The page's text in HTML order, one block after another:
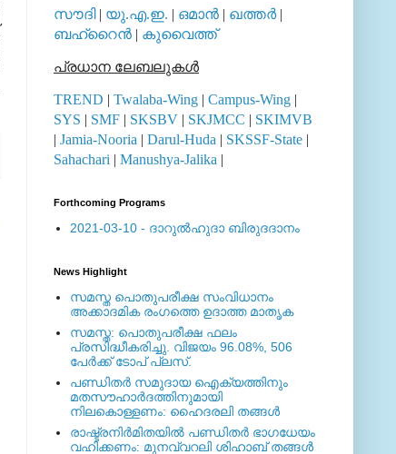
സൗദി| യു.എ.ഇ. | ഒമാന്‍ | ഖത്തര്‍|
ബഹ്റൈന്‍ | കുവൈത്ത്
പ്രധാന ലേബലുകള്‍
TREND | Twalaba-Wing | Campus-Wing |
SYS | SMF | SKSBV | SKJMCC | SKIMVB
| Jamia-Nooria | Darul-Huda | SKSSF-State |
Sahachari | Manushya-Jalika |
Forthcoming Programs
2021-03-10 - ദാറുല്‍ഹുദാ ബിരുദദാനം
News Highlight
സമസ്ത പൊതുപരീക്ഷ സംവിധാനം
അക്കാദമിക രംഗത്തെ ഉദാത്ത മാതൃക
സമസ്ത: പൊതുപരീക്ഷ ഫലം
പ്രസിദ്ധീകരിച്ചു. വിജയം 96.08%, 506
പേര്‍ക്ക് ടോപ് പ്ലസ്.
പണ്ഡിതര്‍ സമുദായ ഐക്യത്തിനും
മതസൗഹാര്‍ദത്തിനുമായി
നിലകൊള്ളണം: ഹൈദരലി തങ്ങള്‍
രാഷ്ട്രനിര്‍മിതയില്‍ പണ്ഡിതര്‍ ഭാഗധേയം
വഹിക്കണം: മുനവ്വറലി ശിഹാബ് തങ്ങള്‍